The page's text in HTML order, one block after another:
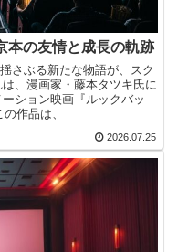
本の友情と成長の軌跡
さぶる新たな物語が、スク
、漫画家・藤本タツキ氏に
ション映画『ルックバッ
作品は、
2026.07.25